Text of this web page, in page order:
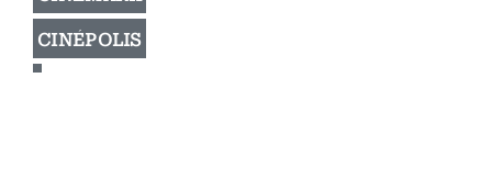
CINÉPOLIS